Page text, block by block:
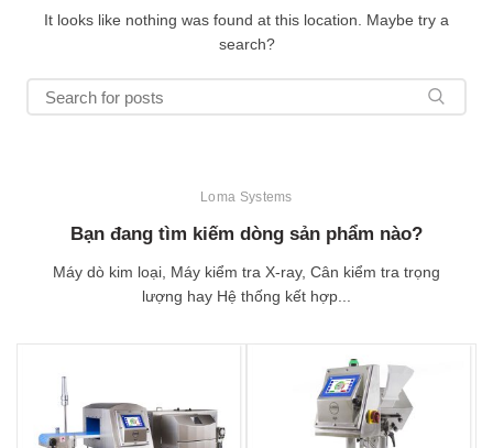
It looks like nothing was found at this location. Maybe try a
search?
Loma Systems
Bạn đang tìm kiếm dòng sản phẩm nào?
Máy dò kim loại, Máy kiểm tra X-ray, Cân kiểm tra trọng
lượng hay Hệ thống kết hợp...